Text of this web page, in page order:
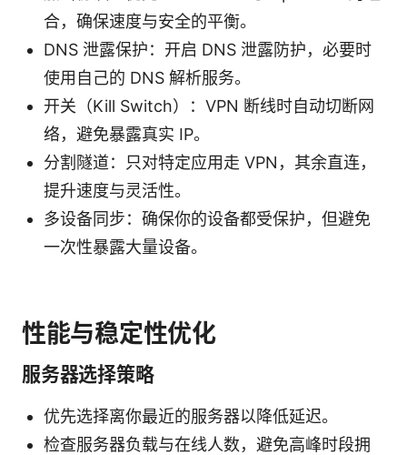
合，确保速度与安全的平衡。
DNS 泄露保护：开启 DNS 泄露防护，必要时
使用自己的 DNS 解析服务。
开关（Kill Switch）：VPN 断线时自动切断网
络，避免暴露真实 IP。
分割隧道：只对特定应用走 VPN，其余直连，
提升速度与灵活性。
多设备同步：确保你的设备都受保护，但避免
一次性暴露大量设备。
性能与稳定性优化
服务器选择策略
优先选择离你最近的服务器以降低延迟。
检查服务器负载与在线人数，避免高峰时段拥